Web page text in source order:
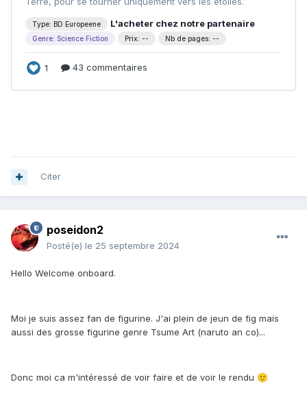
Citer
poseidon2
Posté(e) le 25 septembre 2024
Hello Welcome onboard.
Moi je suis assez fan de figurine. J'ai plein de jeun de fig mais
aussi des grosse figurine genre Tsume Art (naruto an co)...
Donc moi ca m'intéressé de voir faire et de voir le rendu 🙂